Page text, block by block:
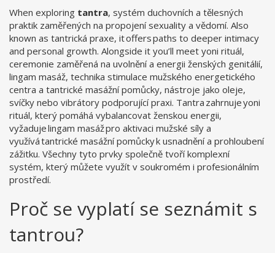
When exploring tantra, systém duchovních a tělesných
praktik zaměřených na propojení sexuality a vědomí. Also
known as tantrická praxe, it offers paths to deeper intimacy
and personal growth. Alongside it you’ll meet yoni rituál,
ceremonie zaměřená na uvolnění a energii ženských genitálií,
lingam masáž, technika stimulace mužského energetického
centra a tantrické masážní pomůcky, nástroje jako oleje,
svíčky nebo vibrátory podporující praxi. Tantra zahrnuje yoni
rituál, který pomáhá vybalancovat ženskou energii,
vyžaduje lingam masáž pro aktivaci mužské síly a
využívá tantrické masážní pomůcky k usnadnění a prohloubení
zážitku. Všechny tyto prvky společně tvoří komplexní
systém, který můžete využít v soukromém i profesionálním
prostředí.
Proč se vyplatí se seznámit s
tantrou?